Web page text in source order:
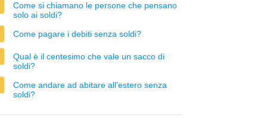
Come si chiamano le persone che pensano
solo ai soldi?
Come pagare i debiti senza soldi?
Qual è il centesimo che vale un sacco di
soldi?
Come andare ad abitare all'estero senza
soldi?